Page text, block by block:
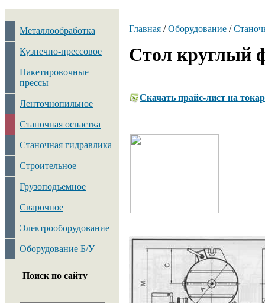
Металлообработка
Кузнечно-прессовое
Пакетировочные
прессы
Ленточнопильное
Станочная оснастка
Станочная гидравлика
Строительное
Грузоподъемное
Сварочное
Электрооборудование
Оборудование Б/У
Поиск по сайту
Главная /Оборудование /
Стол круглый
Скачать прайс-лист на